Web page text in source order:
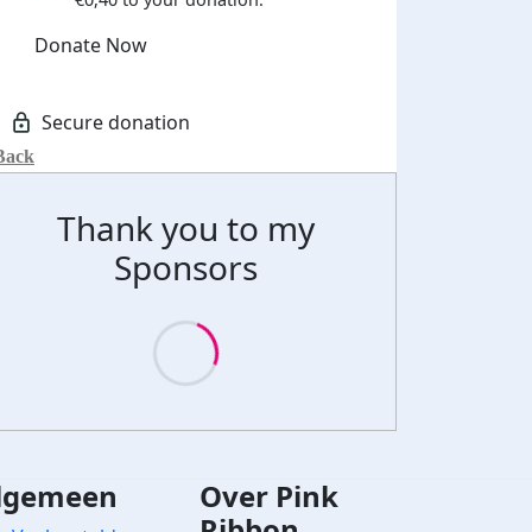
Donate Now
Thank you to my
Sponsors
Over Pink